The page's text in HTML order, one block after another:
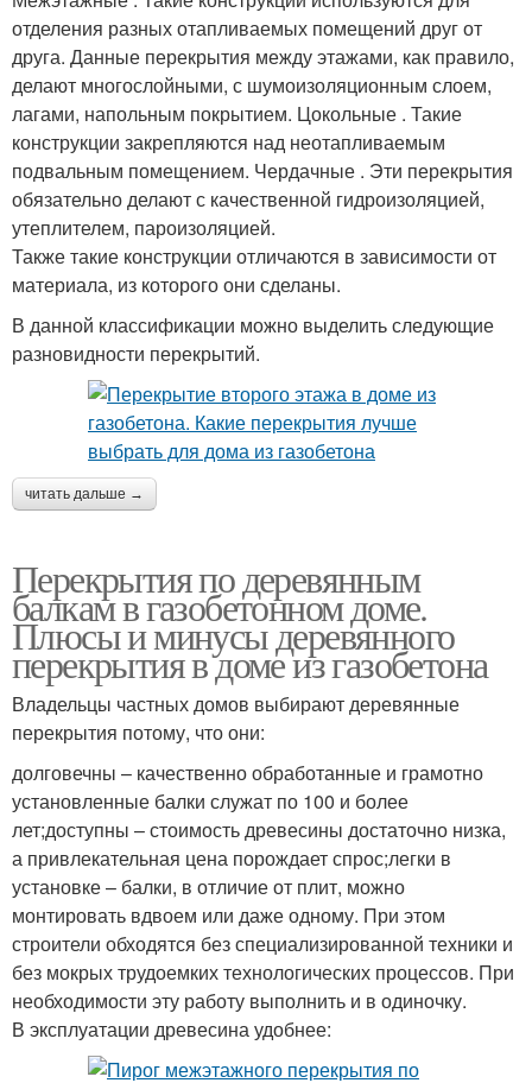
отделения разных отапливаемых помещений друг от
друга. Данные перекрытия между этажами, как правило,
делают многослойными, с шумоизоляционным слоем,
лагами, напольным покрытием. Цокольные . Такие
конструкции закрепляются над неотапливаемым
подвальным помещением. Чердачные . Эти перекрытия
обязательно делают с качественной гидроизоляцией,
утеплителем, пароизоляцией.
Также такие конструкции отличаются в зависимости от
материала, из которого они сделаны.
В данной классификации можно выделить следующие
разновидности перекрытий.
читать дальше →
Перекрытия по деревянным
балкам в газобетонном доме.
Плюсы и минусы деревянного
перекрытия в доме из газобетона
Владельцы частных домов выбирают деревянные
перекрытия потому, что они:
долговечны – качественно обработанные и грамотно
установленные балки служат по 100 и более
лет;доступны – стоимость древесины достаточно низка,
а привлекательная цена порождает спрос;легки в
установке – балки, в отличие от плит, можно
монтировать вдвоем или даже одному. При этом
строители обходятся без специализированной техники и
без мокрых трудоемких технологических процессов. При
необходимости эту работу выполнить и в одиночку.
В эксплуатации древесина удобнее: